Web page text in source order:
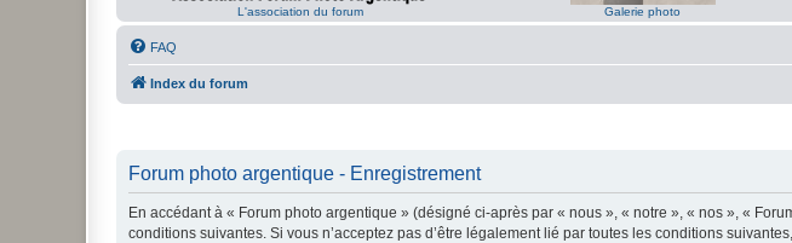
L'association du forum Galerie photo
FAQ
Index du forum
Forum photo argentique - Enregistrement
En accédant à « Forum photo argentique » (désigné ci-après par « nous », « notre », « nos », «
conditions suivantes. Si vous n’acceptez pas d’être légalement lié par toutes les conditions